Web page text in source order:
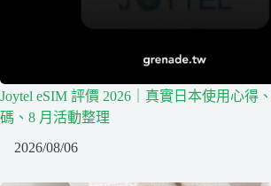
Joytel eSIM 評價 2026｜真實日本使用心得
碼、8 月活動整理
2026/08/06